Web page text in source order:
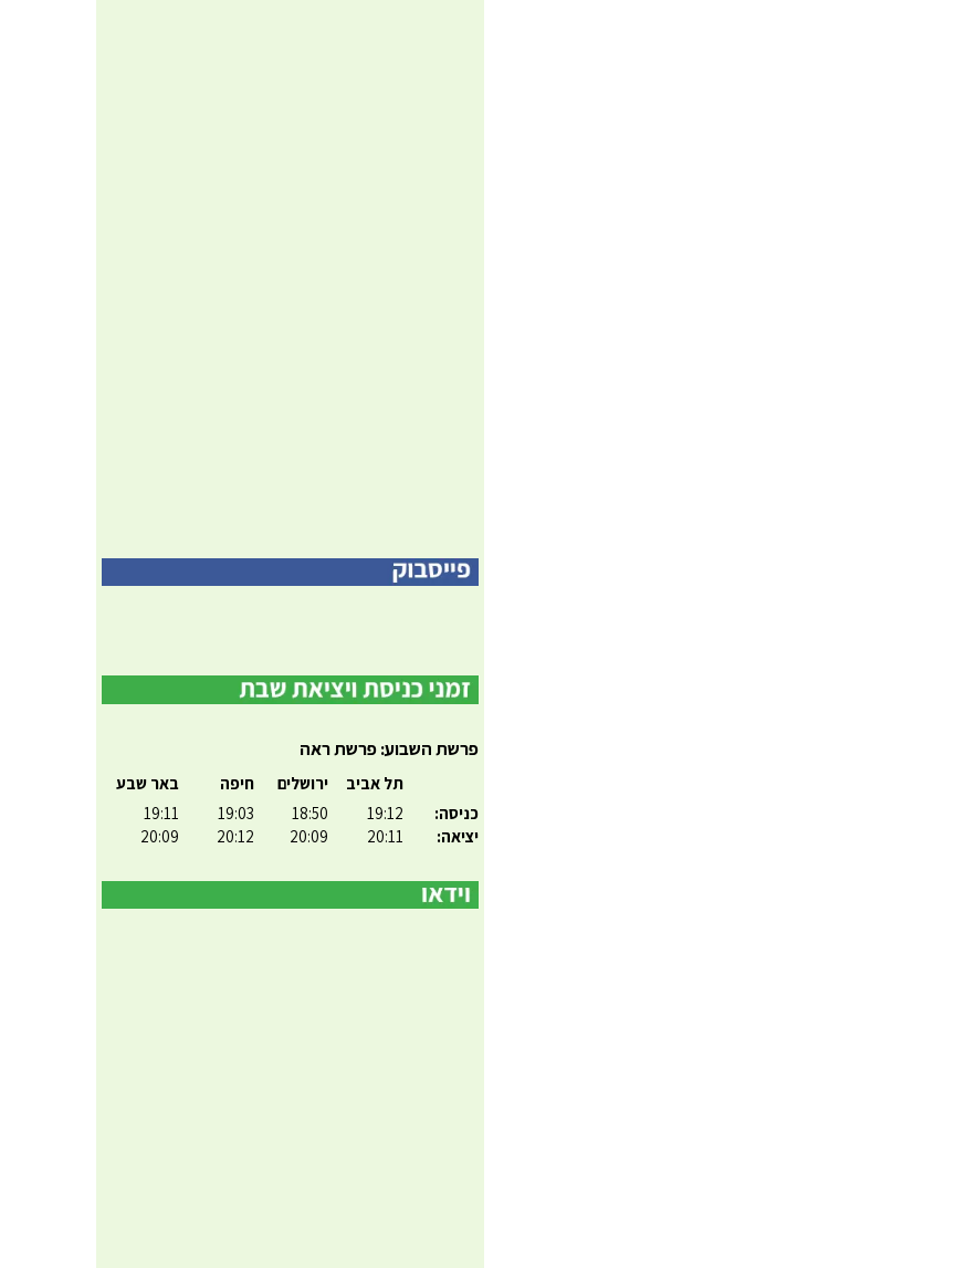
פרשת השבוע: פרשת ראה
כניסה:
יציאה:
תל אביב
19:12
20:11
ירושלים
18:50
20:09
חיפה
19:03
20:12
באר שבע
19:11
20:09